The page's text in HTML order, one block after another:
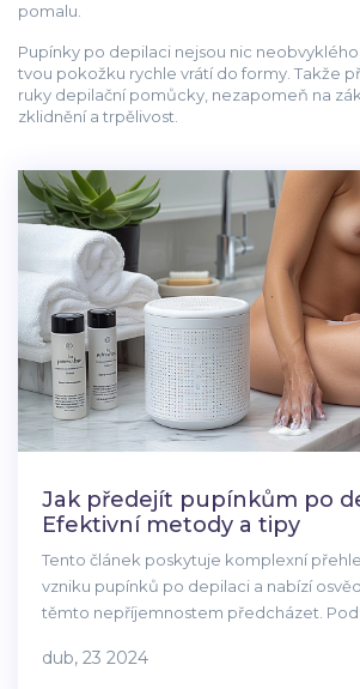
pomalu.
Pupínky po depilaci nejsou nic
tvou pokožku rychle vrátí do formy. Takže
ruky depilační pomůcky, nezapomeň na
zklidnění a trpělivost.
Jak předejít pupínkům po
Efektivní metody a tipy
Tento článek poskytuje komplexní
vzniku pupínků po depilaci a nabízí
těmto nepříjemnostem předcházet.
správně pečovat o pokožku po
dub, 23 2024